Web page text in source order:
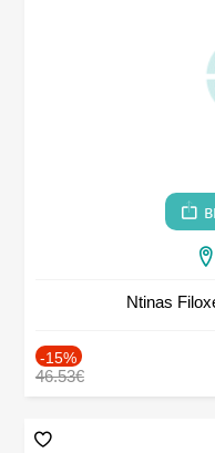
Ntinas
-15%
46.53€